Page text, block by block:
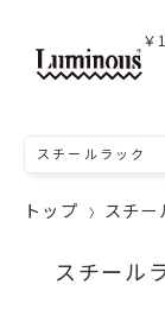
￥
スチールラック
トップ スチ
スチール